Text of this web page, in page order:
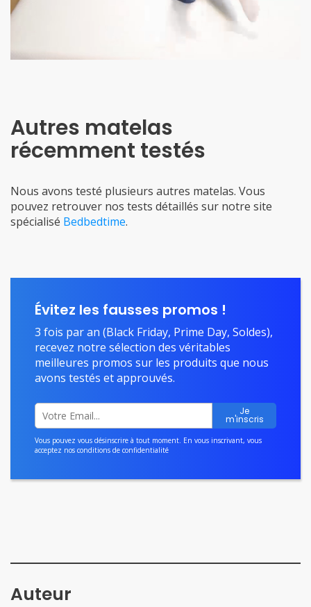
Autres matelas
récemment testés
Nous avons testé plusieurs autres matelas. Vous
pouvez retrouver nos tests détaillés sur notre site
spécialisé Bedbedtime.
Évitez les fausses promos !
3 fois par an (Black Friday, Prime Day, Soldes),
recevez notre sélection des véritables
meilleures promos sur les produits que nous
avons testés et approuvés.
Vous pouvez vous désinscrire à tout moment. En vous inscrivant, vous
acceptez nos conditions de confidentialité
Auteur